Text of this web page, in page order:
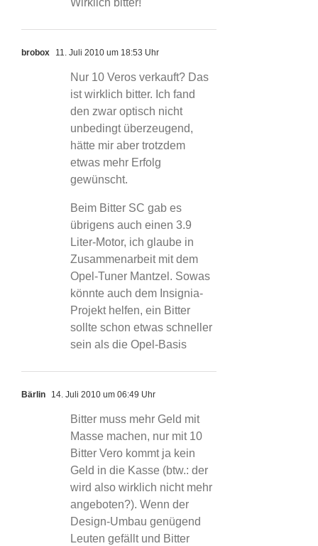
Wirklich bitter!
brobox 11. Juli 2010 um 18:53 Uhr
Nur 10 Veros verkauft? Das
ist wirklich bitter. Ich fand
den zwar optisch nicht
unbedingt überzeugend,
hätte mir aber trotzdem
etwas mehr Erfolg
gewünscht.
Beim Bitter SC gab es
übrigens auch einen 3.9
Liter-Motor, ich glaube in
Zusammenarbeit mit dem
Opel-Tuner Mantzel. Sowas
könnte auch dem Insignia-
Projekt helfen, ein Bitter
sollte schon etwas schneller
sein als die Opel-Basis
Bärlin 14. Juli 2010 um 06:49 Uhr
Bitter muss mehr Geld mit
Masse machen, nur mit 10
Bitter Vero kommt ja kein
Geld in die Kasse (btw.: der
wird also wirklich nicht mehr
angeboten?). Wenn der
Design-Umbau genügend
Leuten gefällt und Bitter